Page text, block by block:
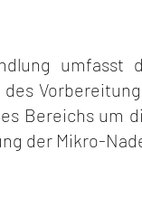
umfasst
Bereichs um
der Mikro-